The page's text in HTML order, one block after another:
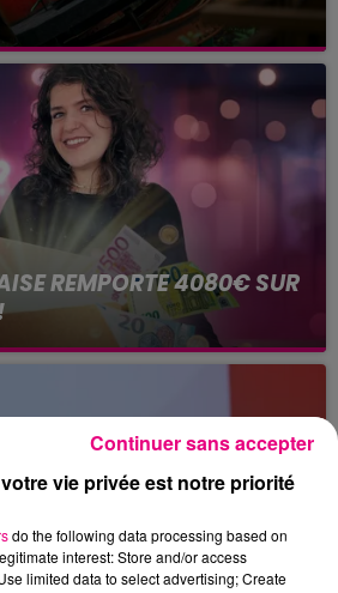
REMPORTE 4080€ SUR
MAIRE D'ISSUS, RÉÉLU
vie privée est notre priorité
do the following data processing based on
interest: Store and/or access
limited data to select advertising; Create
Continuer sans accepter